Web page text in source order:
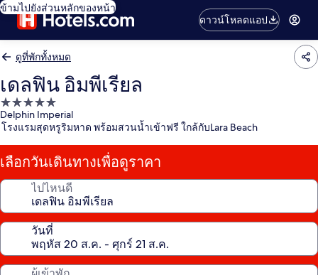
ข้ามไปยังส่วนหลักของหน้า
ดาวน์โหลดแอป
ดูที่พักทั้งหมด
เดลฟิน อิมพีเรียล
ที่พัก
5.0
Delphin Imperial
โรงแรมสุดหรูริมหาด พร้อมสวนน้ำเข้าฟรี ใกล้กับLara Beach
เลือกวันเดินทางเพื่อดูราคา
ไปไหนดี
วันที่